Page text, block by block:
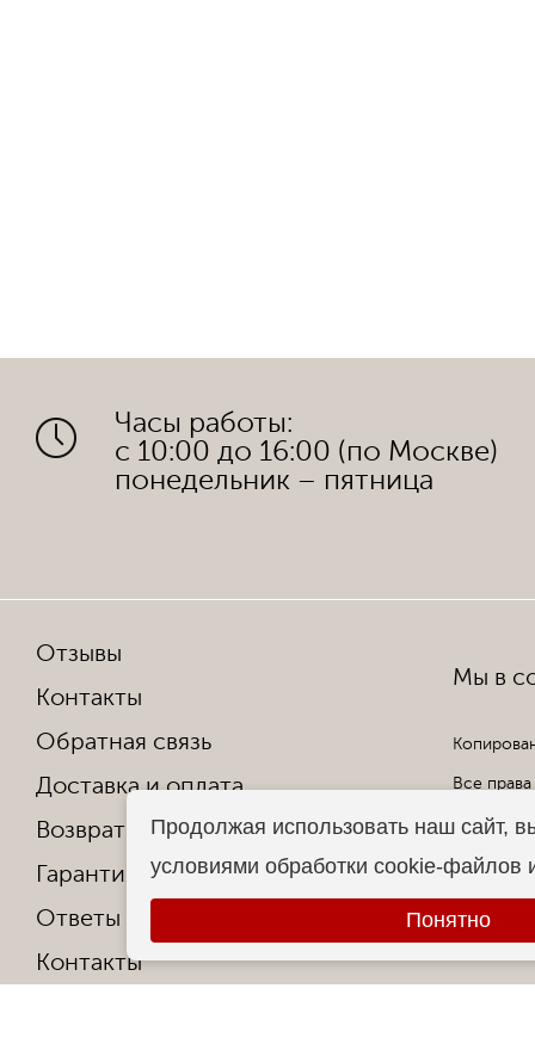
Часы работы:
с 10:00 до 16:00 (по Москве)
понедельник – пятница
Отзывы
Контакты
Обратная связь
Доставка и оплата
Возврат и обмен
Гарантия от производителя
Ответы на частые вопросы
Контакты
Мы в
Все
Продолжая использовать наш сайт,
условиями обработки cookie-файлов
Понятно